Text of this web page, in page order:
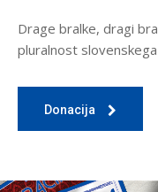
Drage bralke, dragi
pluralnost
Donacija